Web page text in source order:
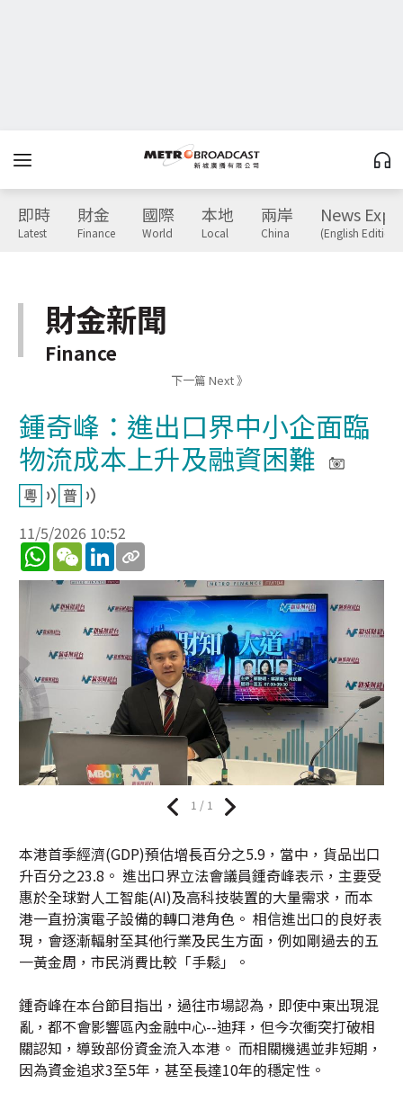
即時
Latest
財金
Finance
國際
World
本地
Local
兩岸
China
News
(English Edition)
財金新聞
Finance
下一篇 Next 》
鍾奇峰：進出口界中小企面臨
物流成本上升及融資困難
11/5/2026 10:52
WhatsApp
WeChatLinkedIn
1 / 1
本港首季經濟(GDP)預估增長百分之5.9，當中，貨品出口
升百分之23.8。 進出口界立法會議員鍾奇峰表示，主要受
惠於全球對人工智能(AI)及高科技裝置的大量需求，而本
港一直扮演電子設備的轉口港角色。 相信進出口的良好表
現，會逐漸輻射至其他行業及民生方面，例如剛過去的五
一黃金周，市民消費比較「手鬆」。
鍾奇峰在本台節目指出，過往市場認為，即使中東出現混
亂，都不會影響區內金融中心--迪拜，但今次衝突打破相
關認知，導致部份資金流入本港。 而相關機遇並非短期，
因為資金追求3至5年，甚至長達10年的穩定性。